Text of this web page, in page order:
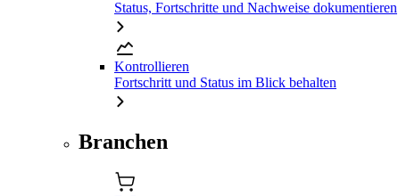
Status, Fortschritte und Nachweise dokumentieren
Kontrollieren
Fortschritt und Status im Blick behalten
Branchen